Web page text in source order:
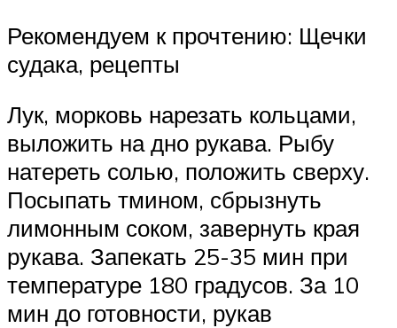
Рекомендуем к прочтению: Щечки
судака, рецепты
Лук, морковь нарезать кольцами,
выложить на дно рукава. Рыбу
натереть солью, положить сверху.
Посыпать тмином, сбрызнуть
лимонным соком, завернуть края
рукава. Запекать 25-35 мин при
температуре 180 градусов. За 10
мин до готовности, рукав